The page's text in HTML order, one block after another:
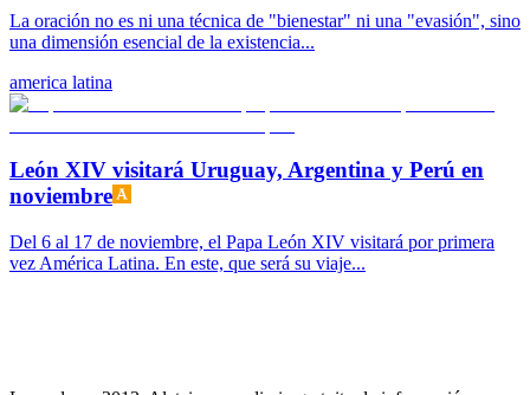
La oración no es ni una técnica de "bienestar" ni una "evasión", sino
una dimensión esencial de la existencia...
america latina
León XIV visitará Uruguay, Argentina y Perú en
noviembre
Del 6 al 17 de noviembre, el Papa León XIV visitará por primera
vez América Latina. En este, que será su viaje...